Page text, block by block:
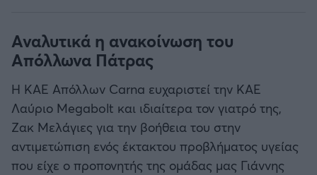
Αναλυτικά η ανακοίνωση του
Απόλλωνα Πάτρας
Η ΚΑΕ Απόλλων Carna ευχαριστεί την ΚΑΕ
Λαύριο Megabolt και ιδιαίτερα τον γιατρό της,
Ζακ Μελάγιες για την βοήθεια του στην
αντιμετώπιση ενός έκτακτου προβλήματος υγείας
που είχε ο προπονητής της ομάδας μας Γιάννης